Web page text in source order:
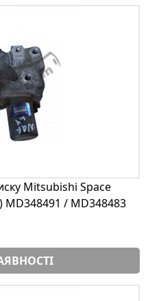
Mitsubishi Space
MD348491 / MD348483